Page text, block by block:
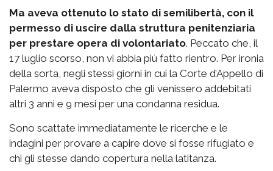
Ma aveva ottenuto lo stato di semilibertà, con il
permesso di uscire dalla struttura penitenziaria
per prestare opera di volontariato. Peccato che, il
17 luglio scorso, non vi abbia più fatto rientro. Per ironia
della sorta, negli stessi giorni in cui la Corte d’Appello di
Palermo aveva disposto che gli venissero addebitati
altri 3 anni e 9 mesi per una condanna residua.
Sono scattate immediatamente le ricerche e le
indagini per provare a capire dove si fosse rifugiato e
chi gli stesse dando copertura nella latitanza.